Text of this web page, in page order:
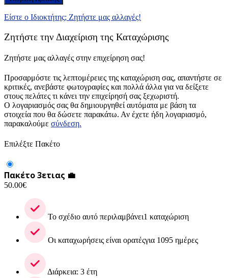
Είστε ο Ιδιοκτήτης; Ζητήστε μας αλλαγές!
Ζητήστε την Διαχείριση της Καταχώρισης
Ζητήστε μας αλλαγές στην επιχείρηση σας!
Προσαρμόστε τις λεπτομέρειες της καταχώριση σας, απαντήστε σε
κριτικές, ανεβάστε φωτογραφίες και πολλά άλλα για να δείξετε
στους πελάτες τι κάνει την επιχείρησή σας ξεχωριστή.
Ο λογαριασμός σας θα δημιουργηθεί αυτόματα με βάση τα
στοιχεία που θα δώσετε παρακάτω. Αν έχετε ήδη λογαριασμό,
παρακαλούμε σύνδεση.
Επιλέξτε Πακέτο
Πακέτο 3ετιας 💼
50.00€
Το σχέδιο αυτό περιλαμβάνει1 καταχώριση
Οι καταχωρήσεις είναι ορατέςγια 1095 ημέρες
Διάρκεια: 3 έτη